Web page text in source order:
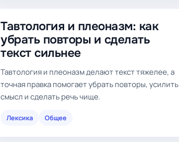
Тавтология и плеоназм: как
убрать повторы и сделать
текст сильнее
Тавтология и плеоназм делают текст тяжелее, а
точная правка помогает убрать повторы, усилить
смысл и сделать речь чище.
Лексика Общее